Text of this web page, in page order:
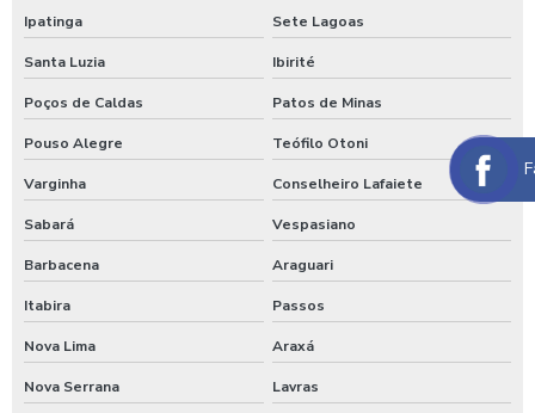
Lavagem de caminhão preço
Lavagem de carros self service
Lavagem expressa
Lavagem expressa de carros
Lavagem de ônibus
Lavagem self service de automóveis
Lavagem self service carros
Ipatinga Sete Lagoas
Santa Luzia Ibirité
Poços de Caldas Patos de Minas
Pouso Alegre Teófilo Otoni
Varginha Conselheiro Lafaiete
Sabará Vespasiano
Barbacena Araguari
Itabira Passos
Nova Lima Araxá
Nova Serrana Lavras